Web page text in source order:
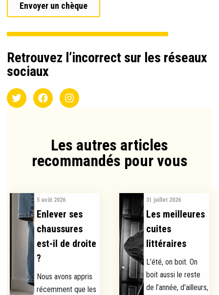
Envoyer un chèque
Retrouvez l’incorrect sur les réseaux
sociaux
Les autres articles
recommandés pour vous​
5 août 2026
Enlever ses
chaussures
est-il de droite
?
Nous avons appris
récemment que les
31 juillet 2026
Les meilleures
cuites
littéraires
L’été, on boit. On
boit aussi le reste
de l’année, d’ailleurs,